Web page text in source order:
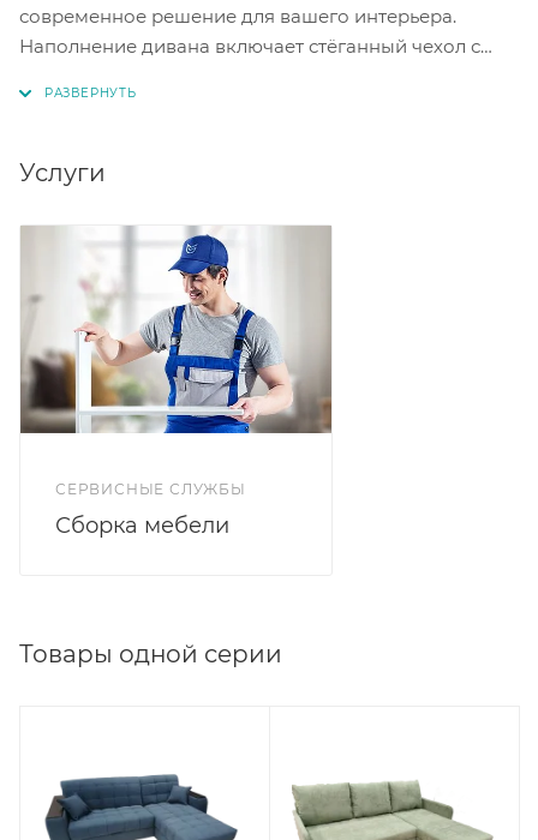
современное решение для вашего интерьера.
Наполнение дивана включает стёганный чехол с
Этот диван-кровать станет отличным дополнением
Благодаря современному дизайну, «Форвард-1»
легко впишется в любой интерьер.
Услуги
СЕРВИСНЫЕ СЛУЖБЫ
Сборка мебели
Товары одной серии